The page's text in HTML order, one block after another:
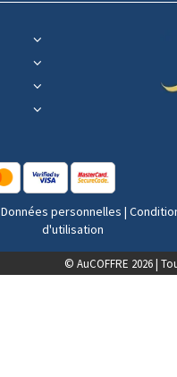
Données personnelles |
d'utilisation
© AuCOFFRE 2026 |